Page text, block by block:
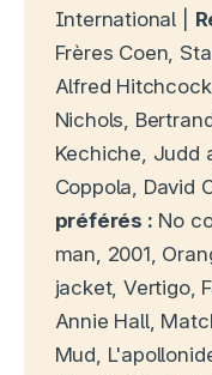
International |
Frères Coen,
Alfred
Nichols,
Kechiche, Judd
Coppola, David
préférés : No
man, 2001,
jacket, Vertigo,
Annie Hall,
Mud,